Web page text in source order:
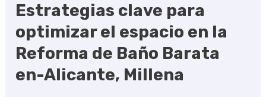
Estrategias clave para
optimizar el espacio en la
Reforma de Baño Barata
en-Alicante, Millena